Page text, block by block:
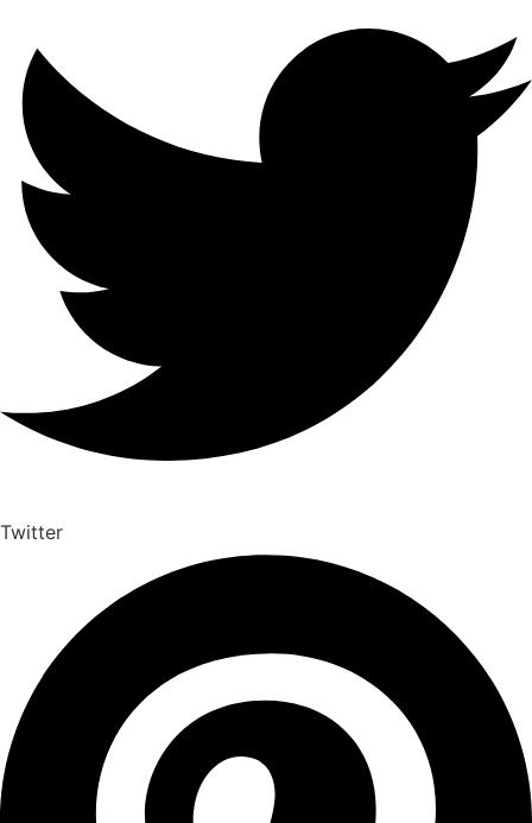
Twitter